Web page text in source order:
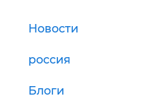
Новости
россия
Блоги